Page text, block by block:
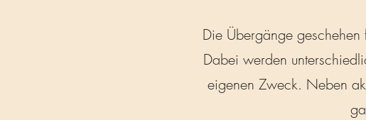
Die Übergänge geschehen
Dabei werden
eigenen Zweck. Neben